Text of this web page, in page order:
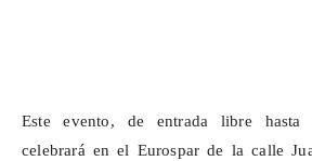
Este evento, de entrada libre hasta
celebrará en el Eurospar de la calle